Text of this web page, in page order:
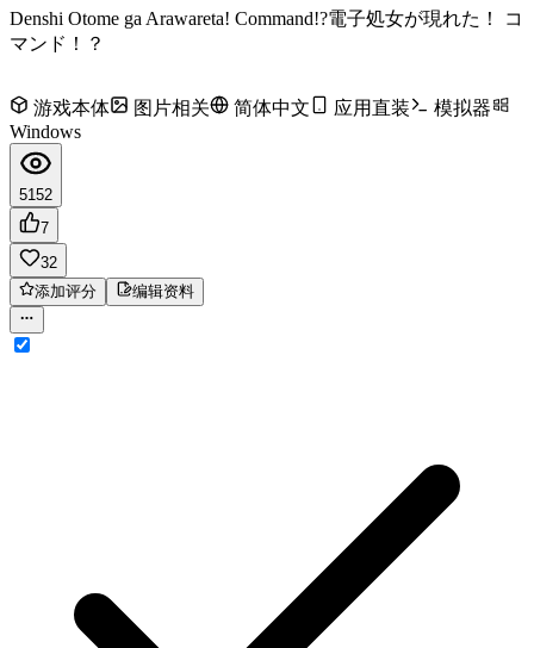
Denshi Otome ga Arawareta! Command!?電子処女が現れた！ コ
マンド！？
游戏本体 图片相关 简体中文 应用直装
模拟器
Windows
5152
7
32
添加评分
编辑资料